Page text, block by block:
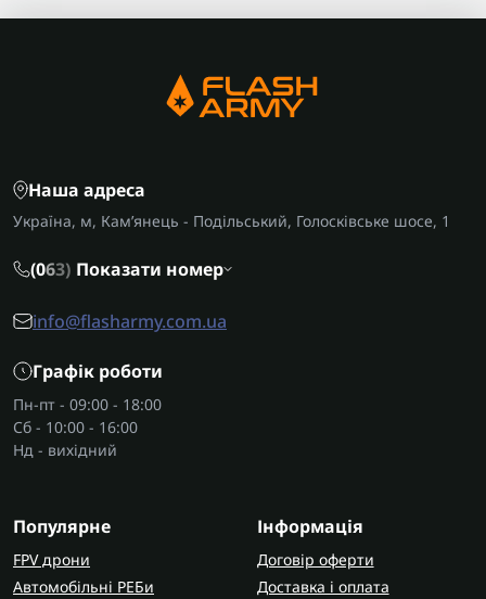
Наша адреса
Україна, м, Кам’янець - Подільський, Голосківське шосе, 1
(063) Показати номер
info@flasharmy.com.ua
Графік роботи
Пн-пт - 09:00 - 18:00
Сб - 10:00 - 16:00
Нд - вихідний
Популярне
FPV дрони
Автомобільні РЕБи
Інформація
Договір оферти
Доставка і оплата